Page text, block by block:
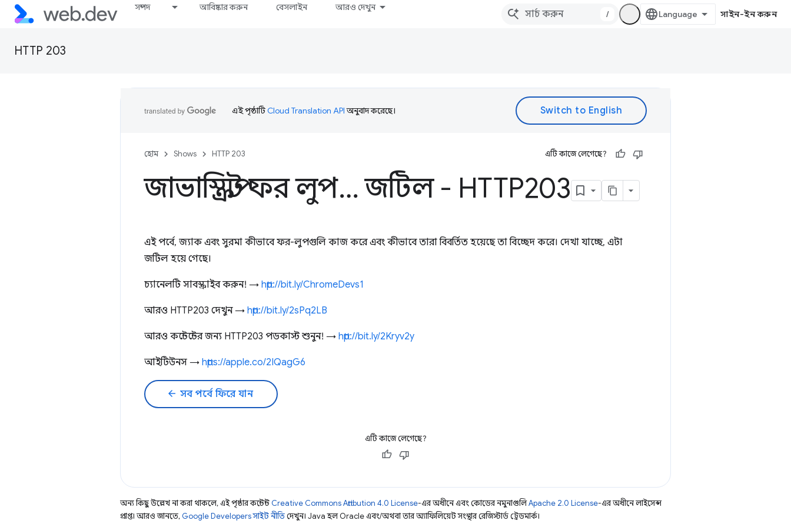
সম্পদ আবিষ্কার করুন বেসলাইন আরও দেখুন
/ সাইন-ইন করুন
HTTP 203
এই পৃষ্ঠাটিCloud Translation APIঅনুবাদ করেছে।
হোম Shows HTTP 203 এটি কাজে লেগেছে?
জাভাস্ক্রিপ্ট ফর লুপ… জটিল - HTTP203
এই পর্বে, জ্যাক এবং সুরমা কীভাবে ফর-লুপগুলি কাজ করে এবং কীভাবে তারা বিবর্তিত হয়েছে তা বিচ্ছেদ করে। দেখা যাচ্ছে, এটা
জটিল হয়ে গেছে।
চ্যানেলটি সাবস্ক্রাইব করুন! → http://bit.ly/ChromeDevs1
আরও HTTP203 দেখুন → http://bit.ly/2sPq2LB
আরও কন্টেন্টের জন্য HTTP203 পডকাস্ট শুনুন! → http://bit.ly/2Kryv2y
আইটিউনস → https://apple.co/2IQagG6
arrow_back সব পর্বে ফিরে যান
এটি কাজে লেগেছে?
অন্য কিছু উল্লেখ না করা থাকলে, এই পৃষ্ঠার কন্টেন্ট Creative Commons Attribution 4.0 License-এর অধীনে এবং কোডের নমুনাগুলিApache 2.0 License-এর অধীনে লাইসেন্স
প্রাপ্ত। আরও জানতে, Google Developers সাইট নীতিদেখুন। Java হল Oracle এবং/অথবা তার অ্যাফিলিয়েট সংস্থার রেজিস্টার্ড ট্রেডমার্ক।